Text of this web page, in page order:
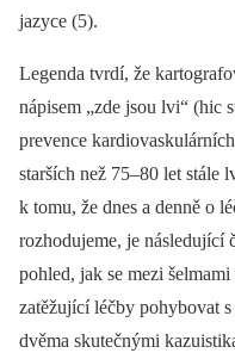
jazyce (5).
Legenda tvrdí, že
nápisem „zde jsou lvi“ (hic
prevence
starších než 75–80 let stále
k tomu, že dnes a denně o
rozhodujeme, je následující
pohled, jak se mezi
zatěžující léčby pohybovat
dvěma skutečnými